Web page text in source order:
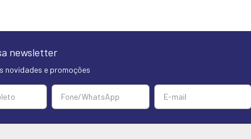
newsletter
novidades e promoções